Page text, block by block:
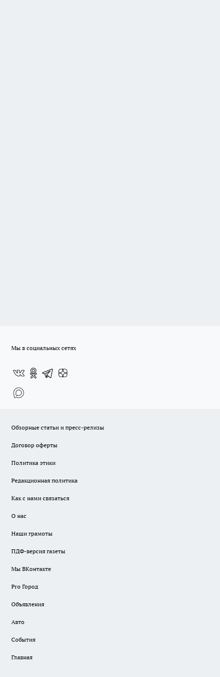
Мы в социальных сетях
Обзорные статьи и пресс-релизы
Договор оферты
Политика этики
Редакционная политика
Как с нами связаться
О нас
Наши грамоты
ПДФ-версия газеты
Мы ВКонтакте
Pro Город
Объявления
Авто
События
Главная